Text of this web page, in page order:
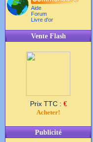
Aide
Forum
Livre d'or
Vente Flash
Prix TTC : €
Acheter!
Publicité